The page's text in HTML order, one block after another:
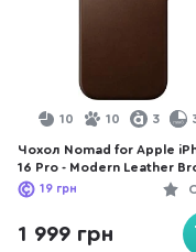
10 10 3
Чохол Nomad for Apple
16 Pro - Modern Leather
(NM01696285)
19 грн
1 999 грн